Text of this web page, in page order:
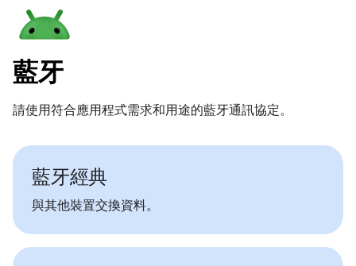
藍牙
請使用符合應用程式需求和用途的藍牙通訊協定。
藍牙經典
與其他裝置交換資料。